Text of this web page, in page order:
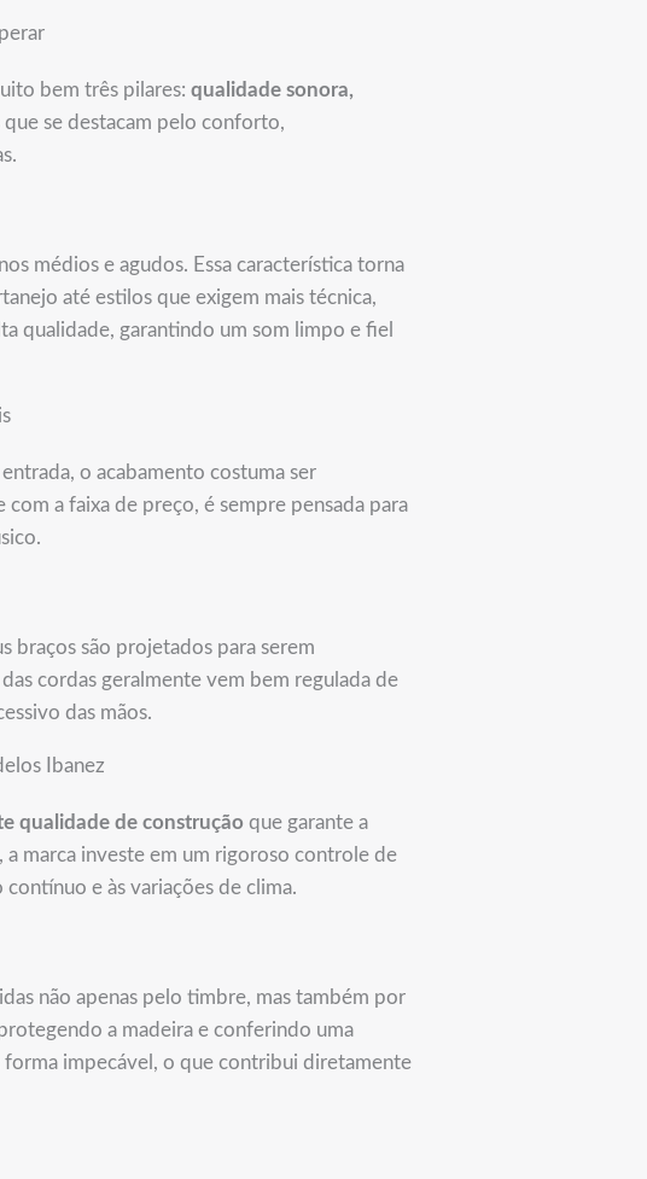
bem três pilares: qualidade sonora,
se destacam pelo conforto,
médios e agudos. Essa característica torna
até estilos que exigem mais técnica,
qualidade, garantindo um som limpo e fiel
o acabamento costuma ser
a faixa de preço, é sempre pensada para
braços são projetados para serem
cordas geralmente vem bem regulada de
das mãos.
Ibanez
qualidade de construção que garante a
marca investe em um rigoroso controle de
e às variações de clima.
não apenas pelo timbre, mas também por
a madeira e conferindo uma
forma impecável, o que contribui diretamente